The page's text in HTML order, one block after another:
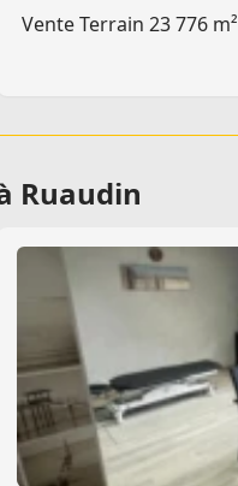
Vente Terrain 23 776 m²
Ruaudin